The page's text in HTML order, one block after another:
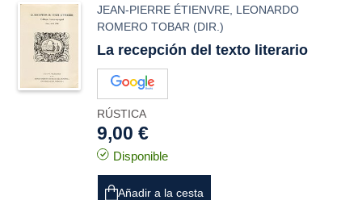
JEAN-PIERRE ÉTIENVRE LEONARDO
ROMERO TOBAR (DIR.)
La recepción del texto literario
RÚSTICA
9,00 €
Disponible
Añadir a la cesta